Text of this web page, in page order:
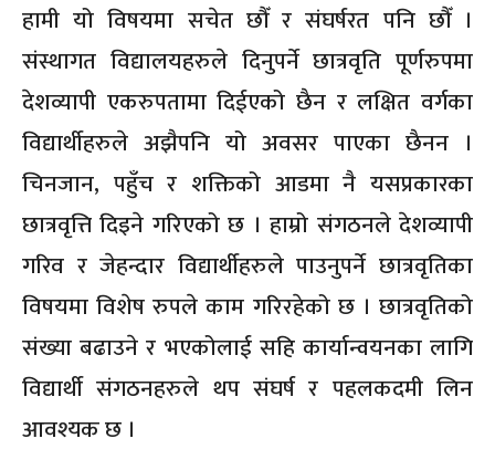
हामी यो विषयमा सचेत छौँ र संघर्षरत पनि छौँ ।
संस्थागत विद्यालयहरुले दिनुपर्ने छात्रवृति पूर्णरुपमा
देशव्यापी एकरुपतामा दिईएको छैन र लक्षित वर्गका
विद्यार्थीहरुले अझैपनि यो अवसर पाएका छैनन ।
चिनजान, पहुँच र शक्तिको आडमा नै यसप्रकारका
छात्रवृत्ति दिइने गरिएको छ । हाम्रो संगठनले देशव्यापी
गरिव र जेहन्दार विद्यार्थीहरुले पाउनुपर्ने छात्रवृतिका
विषयमा विशेष रुपले काम गरिरहेको छ । छात्रवृतिको
संख्या बढाउने र भएकोलाई सहि कार्यान्वयनका लागि
विद्यार्थी संगठनहरुले थप संघर्ष र पहलकदमी लिन
आवश्यक छ ।